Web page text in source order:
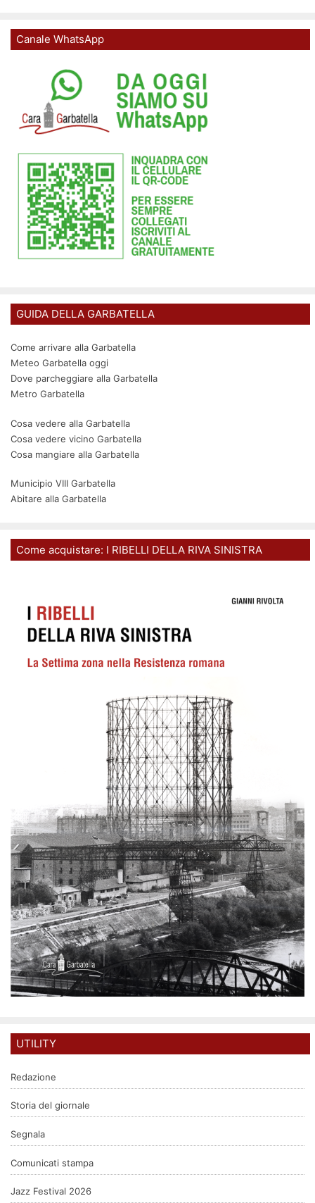
Canale WhatsApp
GUIDA DELLA GARBATELLA
Come arrivare alla Garbatella
Meteo Garbatella oggi
Dove parcheggiare alla Garbatella
Metro Garbatella
Cosa vedere alla Garbatella
Cosa vedere vicino Garbatella
Cosa mangiare alla Garbatella
Municipio VIII Garbatella
Abitare alla Garbatella
Come acquistare: I RIBELLI DELLA RIVA SINISTRA
UTILITY
Redazione
Storia del giornale
Segnala
Comunicati stampa
Jazz Festival 2026